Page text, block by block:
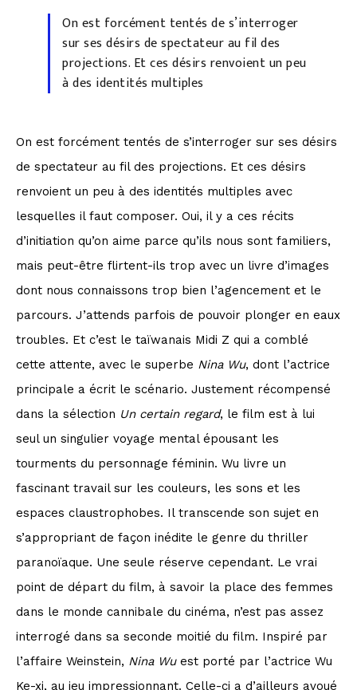
On est forcément tentés de s’interroger
sur ses désirs de spectateur au fil des
projections. Et ces désirs renvoient un peu
à des identités multiples
On est forcément tentés de s’interroger sur ses désirs
de spectateur au fil des projections. Et ces désirs
renvoient un peu à des identités multiples avec
lesquelles il faut composer. Oui, il y a ces récits
d’initiation qu’on aime parce qu’ils nous sont familiers,
mais peut-être flirtent-ils trop avec un livre d’images
dont nous connaissons trop bien l’agencement et le
parcours. J’attends parfois de pouvoir plonger en eaux
troubles. Et c’est le taïwanais Midi Z qui a comblé
cette attente, avec le superbe Nina Wu, dont l’actrice
principale a écrit le scénario. Justement récompensé
dans la sélection Un certain regard, le film est à lui
seul un singulier voyage mental épousant les
tourments du personnage féminin. Wu livre un
fascinant travail sur les couleurs, les sons et les
espaces claustrophobes. Il transcende son sujet en
s’appropriant de façon inédite le genre du thriller
paranoïaque. Une seule réserve cependant. Le vrai
point de départ du film, à savoir la place des femmes
dans le monde cannibale du cinéma, n’est pas assez
interrogé dans sa seconde moitié du film. Inspiré par
l’affaire Weinstein, Nina Wuest porté par l’actrice Wu
Ke-xi, au jeu impressionnant. Celle-ci a d’ailleurs avoué